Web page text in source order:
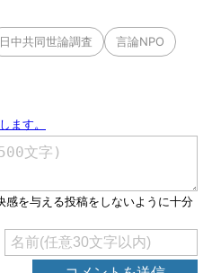
日中共同世論調査 言論NPO